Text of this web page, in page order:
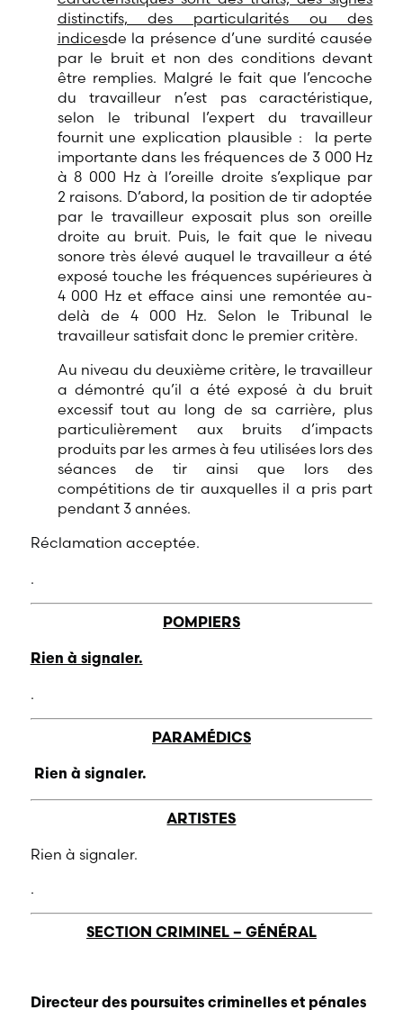
distinctifs, des particularités ou des
indicesde la présence d’une surdité causée
par le bruit et non des conditions devant
être remplies. Malgré le fait que l’encoche
du travailleur n’est pas caractéristique,
selon le tribunal l’expert du travailleur
fournit une explication plausible : la perte
importante dans les fréquences de 3 000 Hz
à 8 000 Hz à l’oreille droite s’explique par
2 raisons. D’abord, la position de tir adoptée
par le travailleur exposait plus son oreille
droite au bruit. Puis, le fait que le niveau
sonore très élevé auquel le travailleur a été
exposé touche les fréquences supérieures à
4 000 Hz et efface ainsi une remontée au-
delà de 4 000 Hz. Selon le Tribunal le
travailleur satisfait donc le premier critère.
Au niveau du deuxième critère, le travailleur
a démontré qu’il a été exposé à du bruit
excessif tout au long de sa carrière, plus
particulièrement aux bruits d’impacts
produits par les armes à feu utilisées lors des
séances de tir ainsi que lors des
compétitions de tir auxquelles il a pris part
pendant 3 années.
Réclamation acceptée.
.
POMPIERS
Rien à signaler.
.
PARAMÉDICS
Rien à signaler.
ARTISTES
Rien à signaler.
.
SECTION CRIMINEL – GÉNÉRAL
Directeur des poursuites criminelles et pénales